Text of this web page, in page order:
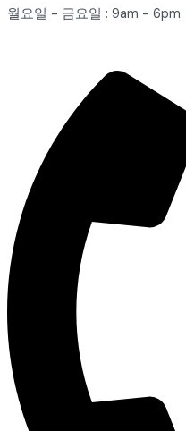
월요일 - 금요일 : 9am - 6pm